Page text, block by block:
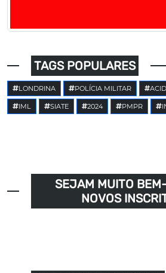
TAGS POPULARES
LONDRINA POLÍCIA MILITAR
IML SIATE 2024 PMPR
SEJAM MUITO
NOVOS